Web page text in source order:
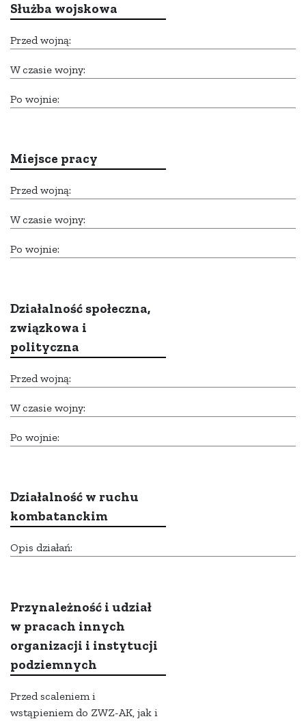
Służba wojskowa
Przed wojną:
W czasie wojny:
Po wojnie:
Miejsce pracy
Przed wojną:
W czasie wojny:
Po wojnie:
Działalność społeczna,
związkowa i
polityczna
Przed wojną:
W czasie wojny:
Po wojnie:
Działalność w ruchu
kombatanckim
Opis działań:
Przynależność i udział
w pracach innych
organizacji i instytucji
podziemnych
Przed scaleniem i
wstąpieniem do ZWZ-AK, jak i